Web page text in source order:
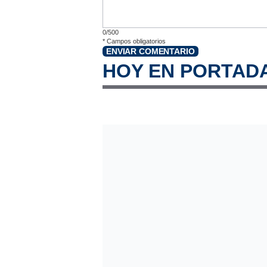
0/500
* Campos obligatorios
ENVIAR COMENTARIO
HOY EN